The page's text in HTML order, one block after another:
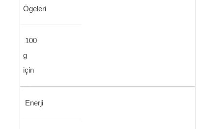
Ögeleri
100
g
için
Enerji